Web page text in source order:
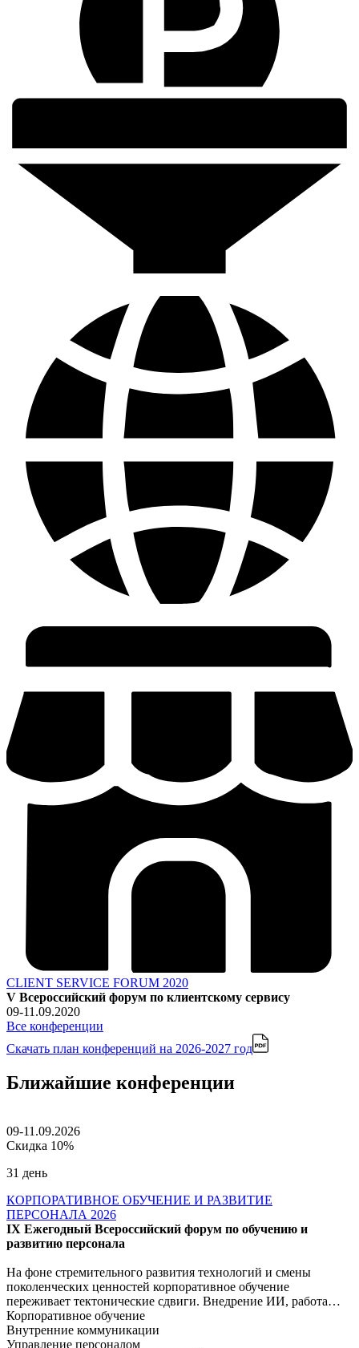
CLIENT SERVICE FORUM 2020
V Всероссийский форум по клиентскому сервису
09-11.09.2020
Все конференции
Скачать план конференций на 2026-2027 год
Ближайшие конференции
09-11.09.2026
Скидка 10%
31 день
КОРПОРАТИВНОЕ ОБУЧЕНИЕ И РАЗВИТИЕ
ПЕРСОНАЛА 2026
IX Ежегодный Всероссийский форум по обучению и
развитию персонала
На фоне стремительного развития технологий и смены
поколенческих ценностей корпоративное обучение
переживает тектонические сдвиги. Внедрение ИИ, работа…
Корпоративное обучение
Внутренние коммуникации
Управление персоналом